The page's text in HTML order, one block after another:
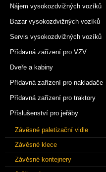
Nájem vysokozdvižných vozíků
Bazar vysokozdvižných vozíků
Servis vysokozdvižných vozíků
Přídavná zařízení pro VZV
Dveře a kabiny
Přídavná zařízení pro nakladače
Přídavná zařízení pro traktory
Příslušenství pro jeřáby
Závěsné paletizační vidle
Závěsné klece
Závěsné kontejnery